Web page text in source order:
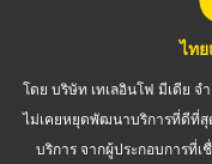
ไท
โดย บริษัท เทเลอินโฟ มีเดีย จ
ไม่เคยหยุดพัฒนาบริการที่ดีที่สุ
บริการ จากผู้ประกอบการที่